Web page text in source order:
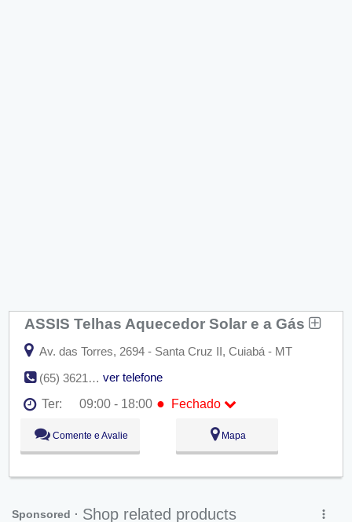
ASSIS Telhas Aquecedor Solar e a Gás
Av. das Torres, 2694 - Santa Cruz II, Cuiabá - MT
(65) 3621-2414
ver telefone
Ter:
09:00 - 18:00 ● Fechado
Seg:
Ter:
09:00 - 18:00
Fechado
Qua:
09:00 - 18:00
Sex:
09:00 - 18:00
Dom:
Fechado
Comente e Avalie Mapa